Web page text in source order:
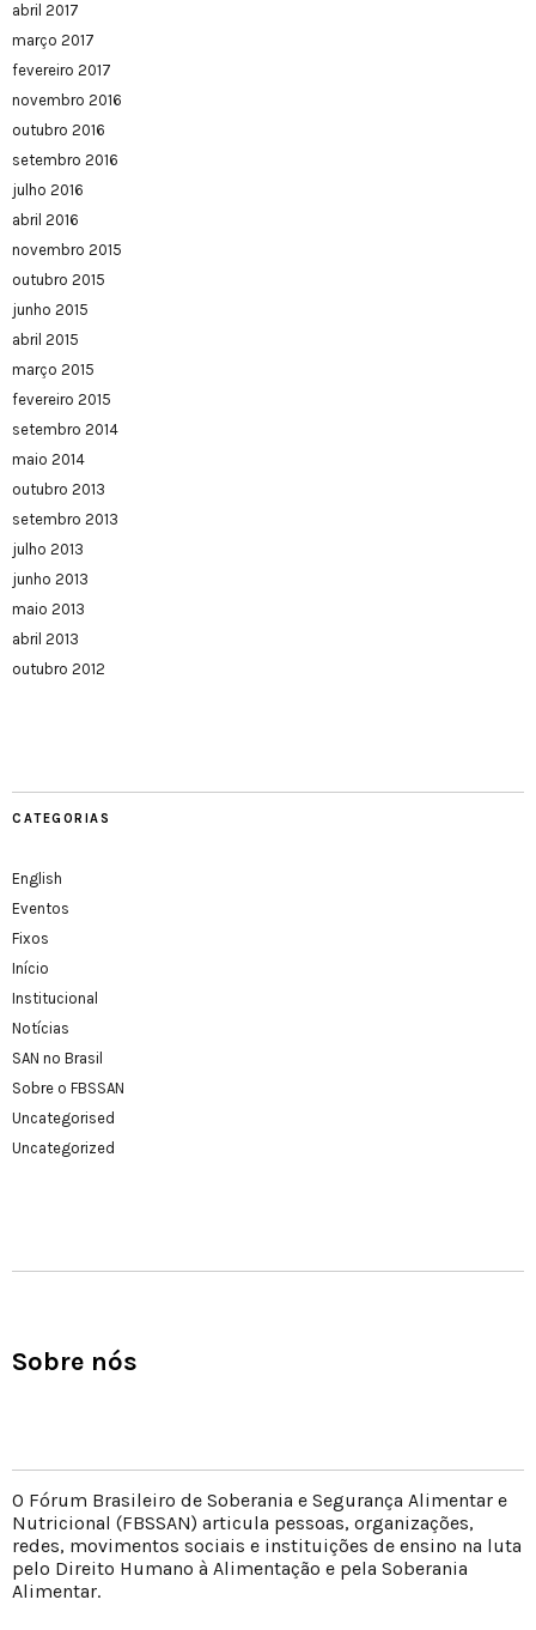
abril 2017
março 2017
fevereiro 2017
novembro 2016
outubro 2016
setembro 2016
julho 2016
abril 2016
novembro 2015
outubro 2015
junho 2015
abril 2015
março 2015
fevereiro 2015
setembro 2014
maio 2014
outubro 2013
setembro 2013
julho 2013
junho 2013
maio 2013
abril 2013
outubro 2012
CATEGORIAS
English
Eventos
Fixos
Início
Institucional
Notícias
SAN no Brasil
Sobre o FBSSAN
Uncategorised
Uncategorized
Sobre nós
O Fórum Brasileiro de Soberania e Segurança Alimentar e
Nutricional (FBSSAN) articula pessoas, organizações,
redes, movimentos sociais e instituições de ensino na luta
pelo Direito Humano à Alimentação e pela Soberania
Alimentar.